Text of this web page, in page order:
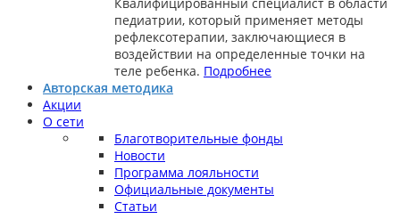
педиатрии, который применяет методы
рефлексотерапии, заключающиеся в
воздействии на определенные точки на
теле ребенка. Подробнее
Авторская методика
Акции
О сети
Благотворительные фонды
Новости
Программа лояльности
Официальные документы
Статьи